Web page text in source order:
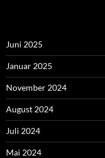
Juni 2025
Januar 2025
November 2024
August 2024
Juli 2024
Mai 2024